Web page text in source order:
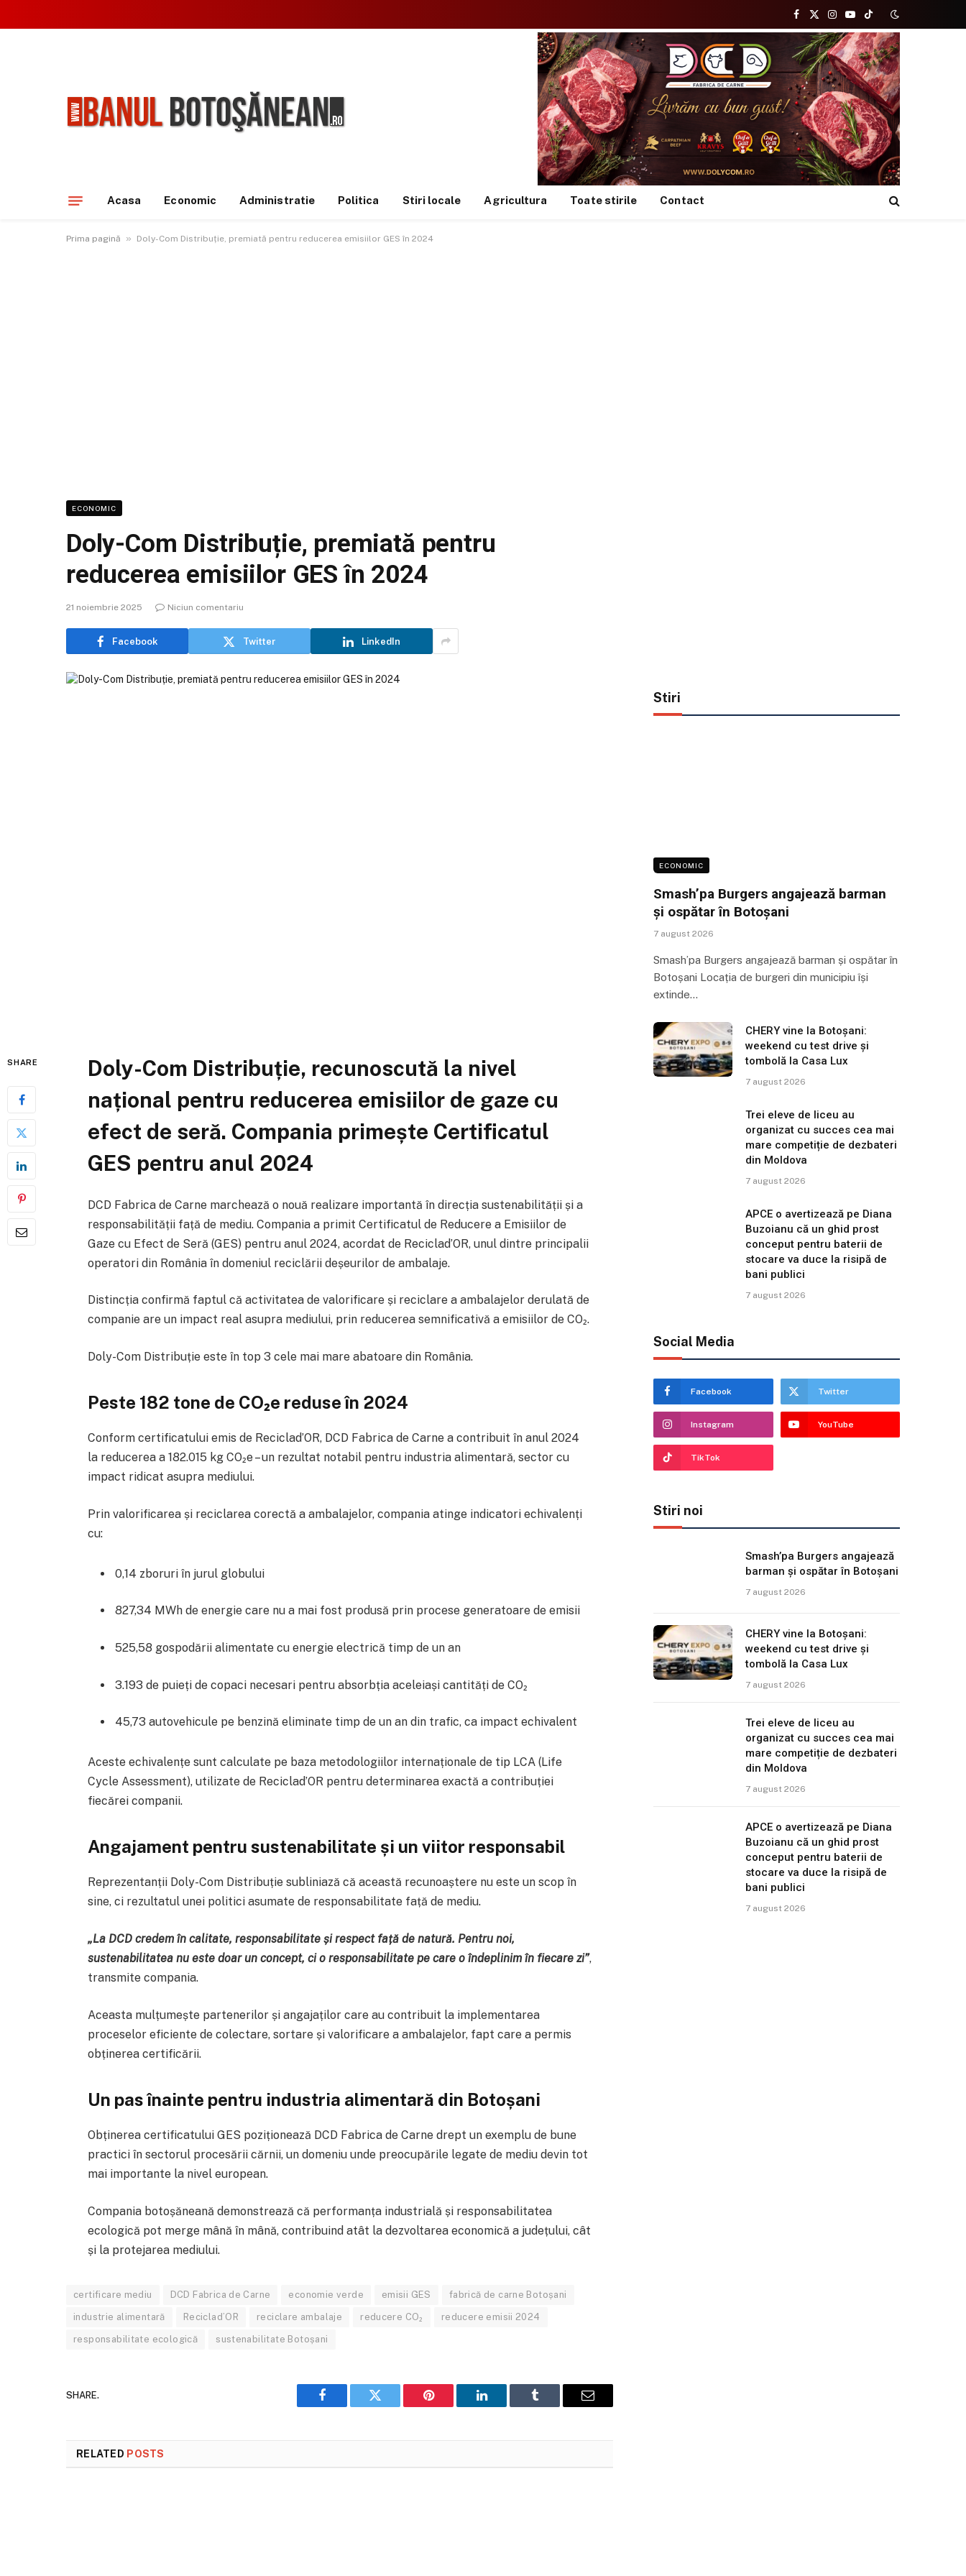
Facebook
X
(Twitter)
Instagram
YouTubeTikTok
Acasa Economic Administratie Politica Stiri locale Agricultura Toate stirile Contact
Prima pagină » Doly-Com Distribuție, premiată pentru reducerea emisiilor GES în 2024
ECONOMIC
Doly-Com Distribuție, premiată pentru
reducerea emisiilor GES în 2024
21 noiembrie 2025 Niciun comentariu
Facebook Twitter LinkedIn
SHARE
Doly-Com Distribuție, recunoscută la nivel
național pentru reducerea emisiilor de gaze cu
efect de seră. Compania primește Certificatul
GES pentru anul 2024
DCD Fabrica de Carne marchează o nouă realizare importantă în direcția sustenabilității și a
responsabilității față de mediu. Compania a primit Certificatul de Reducere a Emisiilor de
Gaze cu Efect de Seră (GES) pentru anul 2024, acordat de Reciclad’OR, unul dintre principalii
operatori din România în domeniul reciclării deșeurilor de ambalaje.
Distincția confirmă faptul că activitatea de valorificare și reciclare a ambalajelor derulată de
companie are un impact real asupra mediului, prin reducerea semnificativă a emisiilor de CO₂.
Doly-Com Distribuție este în top 3 cele mai mare abatoare din România.
Peste 182 tone de CO₂e reduse în 2024
Conform certificatului emis de Reciclad’OR, DCD Fabrica de Carne a contribuit în anul 2024
la reducerea a 182.015 kg CO₂e – un rezultat notabil pentru industria alimentară, sector cu
impact ridicat asupra mediului.
Prin valorificarea și reciclarea corectă a ambalajelor, compania atinge indicatori echivalenți
cu:
0,14 zboruri în jurul globului
827,34 MWh de energie care nu a mai fost produsă prin procese generatoare de emisii
525,58 gospodării alimentate cu energie electrică timp de un an
3.193 de puieți de copaci necesari pentru absorbția aceleiași cantități de CO₂
45,73 autovehicule pe benzină eliminate timp de un an din trafic, ca impact echivalent
Aceste echivalențe sunt calculate pe baza metodologiilor internaționale de tip LCA (Life
Cycle Assessment), utilizate de Reciclad’OR pentru determinarea exactă a contribuției
fiecărei companii.
Angajament pentru sustenabilitate și un viitor responsabil
Reprezentanții Doly-Com Distribuție subliniază că această recunoaștere nu este un scop în
sine, ci rezultatul unei politici asumate de responsabilitate față de mediu.
„La DCD credem în calitate, responsabilitate și respect față de natură. Pentru noi,
sustenabilitatea nu este doar un concept, ci o responsabilitate pe care o îndeplinim în fiecare zi”,
transmite compania.
Aceasta mulțumește partenerilor și angajaților care au contribuit la implementarea
proceselor eficiente de colectare, sortare și valorificare a ambalajelor, fapt care a permis
obținerea certificării.
Un pas înainte pentru industria alimentară din Botoșani
Obținerea certificatului GES poziționează DCD Fabrica de Carne drept un exemplu de bune
practici în sectorul procesării cărnii, un domeniu unde preocupările legate de mediu devin tot
mai importante la nivel european.
Compania botoșăneană demonstrează că performanța industrială și responsabilitatea
ecologică pot merge mână în mână, contribuind atât la dezvoltarea economică a județului, cât
și la protejarea mediului.
certificare mediu DCD Fabrica de Carne economie verde emisii GES fabrică de carne Botoșani
industrie alimentară Reciclad’OR reciclare ambalaje reducere CO₂ reducere emisii 2024
responsabilitate ecologică sustenabilitate Botoșani
SHARE.
Facebook Twitter Pinterest LinkedIn Tumblr Email
RELATED POSTS
Stiri
ECONOMIC
Smash’pa Burgers angajează barman
și ospătar în Botoșani
7 august 2026
Smash’pa Burgers angajează barman și ospătar în
Botoșani Locația de burgeri din municipiu își
extinde…
CHERY vine la Botoșani:
weekend cu test drive și
tombolă la Casa Lux
7 august 2026
Trei eleve de liceu au
organizat cu succes cea mai
mare competiție de dezbateri
din Moldova
7 august 2026
APCE o avertizează pe Diana
Buzoianu că un ghid prost
conceput pentru baterii de
stocare va duce la risipă de
bani publici
7 august 2026
Social Media
Facebook Twitter
Instagram YouTube
TikTok
Stiri noi
Smash’pa Burgers angajează
barman și ospătar în Botoșani
7 august 2026
CHERY vine la Botoșani:
weekend cu test drive și
tombolă la Casa Lux
7 august 2026
Trei eleve de liceu au
organizat cu succes cea mai
mare competiție de dezbateri
din Moldova
7 august 2026
APCE o avertizează pe Diana
Buzoianu că un ghid prost
conceput pentru baterii de
stocare va duce la risipă de
bani publici
7 august 2026